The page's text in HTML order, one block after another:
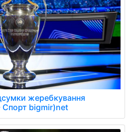
жеребкування
Спорт bigmir)net